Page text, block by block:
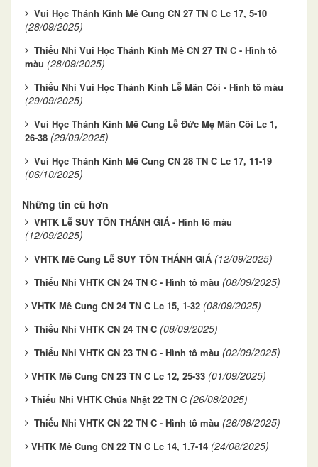
Vui Học Thánh Kinh Mê Cung CN 27 TN C Lc 17, 5-10
(28/09/2025)
Thiếu Nhi Vui Học Thánh Kinh Mê CN 27 TN C - Hình tô
màu (28/09/2025)
Thiếu Nhi Vui Học Thánh Kinh Lễ Mân Côi - Hình tô màu
(29/09/2025)
Vui Học Thánh Kinh Mê Cung Lễ Đức Mẹ Mân Côi Lc 1,
26-38 (29/09/2025)
Vui Học Thánh Kinh Mê Cung CN 28 TN C Lc 17, 11-19
(06/10/2025)
Những tin cũ hơn
VHTK Lễ SUY TÔN THÁNH GIÁ - Hình tô màu
(12/09/2025)
VHTK Mê Cung Lễ SUY TÔN THÁNH GIÁ (12/09/2025)
Thiếu Nhi VHTK CN 24 TN C - Hình tô màu (08/09/2025)
​​​​​​​VHTK Mê Cung CN 24 TN C Lc 15, 1-32 (08/09/2025)
Thiếu Nhi VHTK CN 24 TN C (08/09/2025)
Thiếu Nhi VHTK CN 23 TN C - Hình tô màu (02/09/2025)
​​​​​​​VHTK Mê Cung CN 23 TN C Lc 12, 25-33 (01/09/2025)
​​​​​​​Thiếu Nhi VHTK Chúa Nhật 22 TN C (26/08/2025)
Thiếu Nhi VHTK CN 22 TN C - Hình tô màu (26/08/2025)
​​​​​​​VHTK Mê Cung CN 22 TN C Lc 14, 1.7-14 (24/08/2025)